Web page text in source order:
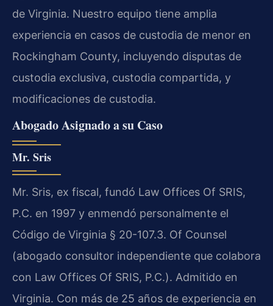
de Virginia. Nuestro equipo tiene amplia
experiencia en casos de custodia de menor en
Rockingham County, incluyendo disputas de
custodia exclusiva, custodia compartida, y
modificaciones de custodia.
Abogado Asignado a su Caso
Mr. Sris
Mr. Sris, ex fiscal, fundó Law Offices Of SRIS,
P.C. en 1997 y enmendó personalmente el
Código de Virginia § 20-107.3. Of Counsel
(abogado consultor independiente que colabora
con Law Offices Of SRIS, P.C.). Admitido en
Virginia. Con más de 25 años de experiencia en